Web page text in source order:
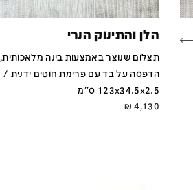
הלן והתינוק הנרי
תצלום שנוצר באמצעות בינה מלאכותית,
הדפסה על בד עם פרימת חוטים ידנית /
123x34.5x2.5 ס''מ
4,130
₪